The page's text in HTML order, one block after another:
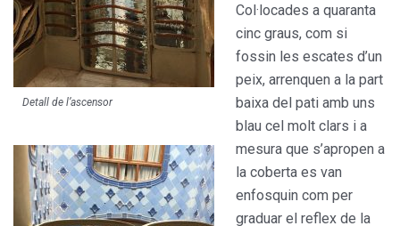
Detall de l’ascensor
Col·locades a qua­ranta
cinc graus, com si
fossin les escates d’un
peix, arrenquen a la part
baixa del pati amb uns
blau cel molt clars i a
mesura que s’apropen a
la coberta es van
enfosquin com per
graduar el reflex de la